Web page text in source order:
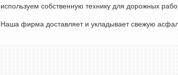
используем собственную технику для дорожных
Наша фирма доставляет и укладывает свежую